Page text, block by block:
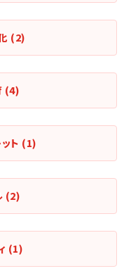
(2)
(4)
ト (1)
(2)
(1)